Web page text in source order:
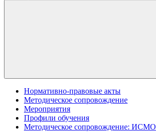
Нормативно-правовые акты
Методическое сопровождение
Мероприятия
Профили обучения
Методическое сопровождение: ИСМО